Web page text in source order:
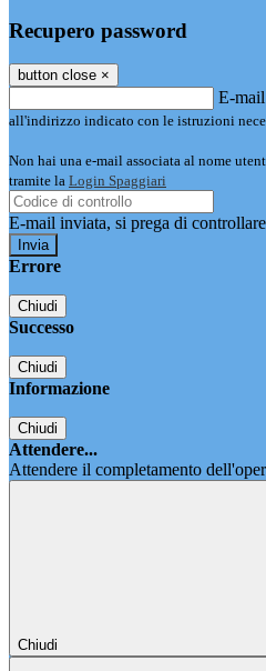
Recupero password
button close ×
E-mail
all'indirizzo indicato con le istruzioni
Non hai una e-mail associata al nome
tramite la Login Spaggiari
E-mail inviata, si prega di
Errore
Chiudi
Successo
Chiudi
Informazione
Chiudi
Attendere...
Attendere il completamento
Chiudi